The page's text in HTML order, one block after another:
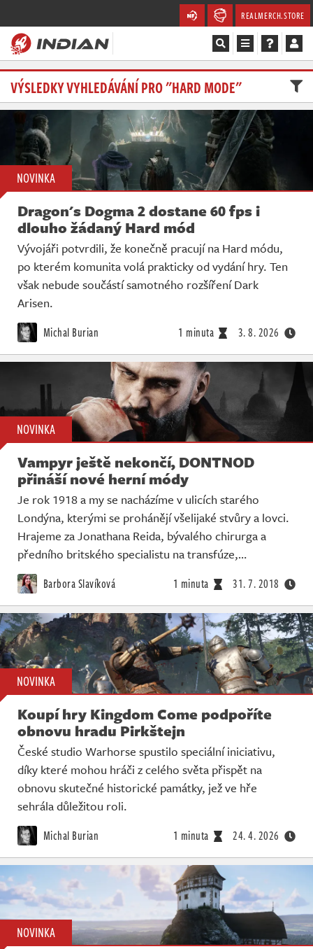
REALMERCH.STORE
Magazín
Recenze
Videa
Soutěže
Databáze
Komunita
Redakce
Živě
VÝSLEDKY VYHLEDÁVÁNÍ PRO "HARD MODE"
NOVINKA
Dragon's Dogma 2 dostane 60 fps i
dlouho žádaný Hard mód
Vývojáři potvrdili, že konečně pracují na Hard módu,
po kterém komunita volá prakticky od vydání hry. Ten
však nebude součástí samotného rozšíření Dark
Arisen.
Michal Burian 1 minuta 3. 8. 2026
NOVINKA
Vampyr ještě nekončí, DONTNOD
přináší nové herní módy
Je rok 1918 a my se nacházíme v ulicích starého
Londýna, kterými se prohánějí všelijaké stvůry a lovci.
Hrajeme za Jonathana Reida, bývalého chirurga a
předního britského specialistu na transfúze,…
Barbora Slavíková 1 minuta 31. 7. 2018
NOVINKA
Koupí hry Kingdom Come podpoříte
obnovu hradu Pirkštejn
České studio Warhorse spustilo speciální iniciativu,
díky které mohou hráči z celého světa přispět na
obnovu skutečné historické památky, jež ve hře
sehrála důležitou roli.
Michal Burian 1 minuta 24. 4. 2026
NOVINKA